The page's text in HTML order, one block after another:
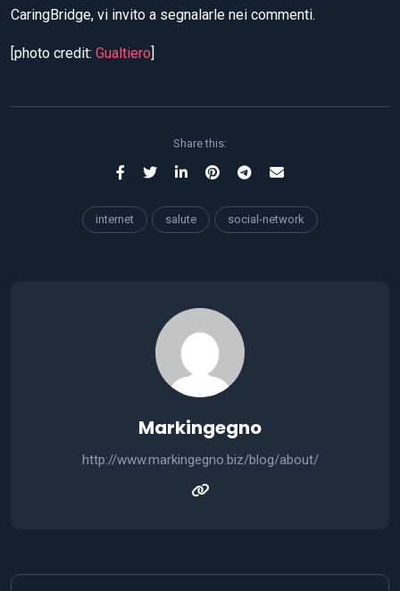
CaringBridge, vi invito a segnalarle nei commenti.
[photo credit: Gualtiero]
Share this:
internet salute social-network
Markingegno
http://www.markingegno.biz/blog/about/